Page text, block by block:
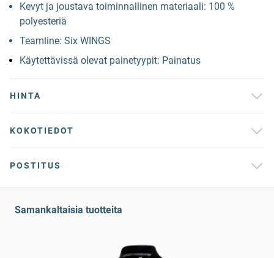
Kevyt ja joustava toiminnallinen materiaali: 100 %
polyesteriä
Teamline: Six WINGS
Käytettävissä olevat painetyypit: Painatus
HINTA
KOKOTIEDOT
POSTITUS
Samankaltaisia tuotteita